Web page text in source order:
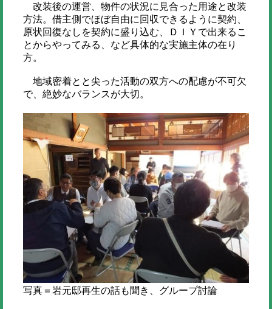
改装後の運営、物件の状況に見合った用途と改装
方法。借主側でほぼ自由に回収できるように契約、
原状回復なしを契約に盛り込む、ＤＩＹで出来るこ
とからやってみる、など具体的な実施主体の在り
方。
地域密着とと尖った活動の双方への配慮が不可欠
で、絶妙なバランスが大切。
写真＝岩元邸再生の話も聞き、グループ討論